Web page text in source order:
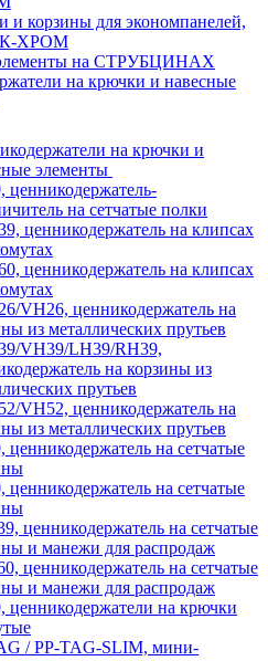
и корзины для экономпанелей,
ХРОМ
на СТРУБЦИНАХ
на крючки и навесные
на крючки и
элементы
ценникодержатель-
на сетчатые полки
ценникодержатель на клипсах
ценникодержатель на клипсах
VH26, ценникодержатель на
из металлических прутьев
VH39/LH39/RH39,
на корзины из
прутьев
VH52, ценникодержатель на
из металлических прутьев
ценникодержатель на сетчатые
ценникодержатель на сетчатые
ценникодержатель на сетчатые
и манежи для распродаж
ценникодержатель на сетчатые
и манежи для распродаж
ценникодержатели на крючки
/ PP-TAG-SLIM, мини-